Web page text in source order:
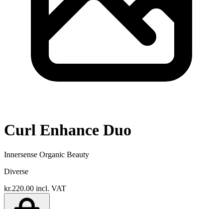
Curl Enhance Duo
Innersense Organic Beauty
Diverse
kr.220.00 incl. VAT